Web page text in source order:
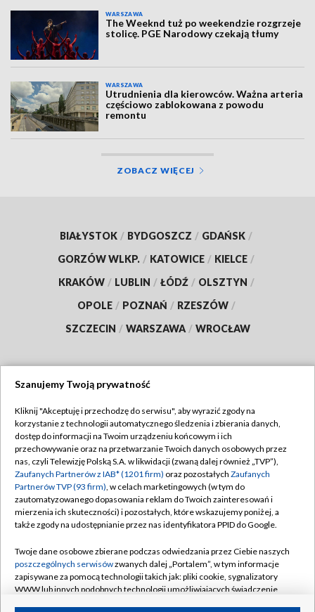
WARSZAWA
The Weeknd tuż po weekendzie rozgrzeje
stolicę. PGE Narodowy czekają tłumy
WARSZAWA
Utrudnienia dla kierowców. Ważna arteria
częściowo zablokowana z powodu
remontu
ZOBACZ WIĘCEJ
BIAŁYSTOK / BYDGOSZCZ / GDAŃSK /
GORZÓW WLKP. / KATOWICE / KIELCE /
KRAKÓW / LUBLIN / ŁÓDŹ / OLSZTYN /
OPOLE / POZNAŃ / RZESZÓW /
SZCZECIN / WARSZAWA / WROCŁAW
TVP
Abonament TVP
Emisja w TVP
Centrum informacji TVP
Naziemna Telewizja Cyfrowa
Rada Programowa
System NOS
Informacje o nadawcy
Regulamin TVP
Polityka prywatności
Moje zgody
Pomoc
Kontakt
Szanujemy Twoją prywatność
Kliknij "Akceptuję i przechodzę do serwisu", aby wyrazić zgody na
korzystanie z technologii automatycznego śledzenia i zbierania danych,
dostęp do informacji na Twoim urządzeniu końcowym i ich
przechowywanie oraz na przetwarzanie Twoich danych osobowych przez
nas, czyli Telewizję Polską S.A. w likwidacji (zwaną dalej również „TVP”),
Zaufanych Partnerów z IAB* (1201 firm) oraz pozostałych Zaufanych
Partnerów TVP (93 firm), w celach marketingowych (w tym do
zautomatyzowanego dopasowania reklam do Twoich zainteresowań i
mierzenia ich skuteczności) i pozostałych, które wskazujemy poniżej, a
także zgody na udostępnianie przez nas identyfikatora PPID do Google.
Twoje dane osobowe zbierane podczas odwiedzania przez Ciebie naszych
poszczególnych serwisówzwanych dalej „Portalem”, w tym informacje
zapisywane za pomocą technologii takich jak: pliki cookie, sygnalizatory
WWW lub innych podobnych technologii umożliwiających świadczenie